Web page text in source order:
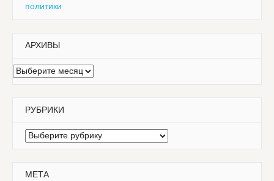
политики
АРХИВЫ
Архивы
РУБРИКИ
Рубрики
МЕТА